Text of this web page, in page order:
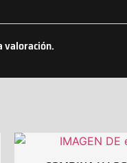
valoración.